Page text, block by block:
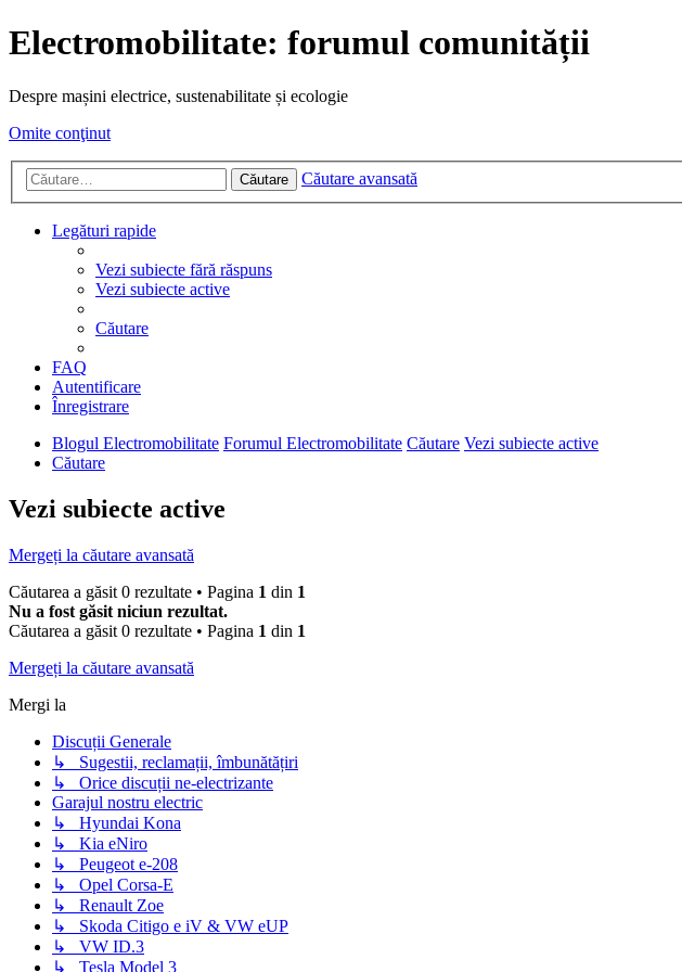
Electromobilitate: forumul comunității
Despre mașini electrice, sustenabilitate și ecologie
Omite conţinut
Căutare Căutare avansată
Legături rapide
Vezi subiecte fără răspuns
Vezi subiecte active
Căutare
FAQ
Autentificare
Înregistrare
Blogul Electromobilitate Forumul Electromobilitate Căutare Vezi subiecte active
Căutare
Vezi subiecte active
Mergeți la căutare avansată
Căutarea a găsit 0 rezultate • Pagina 1 din 1
Nu a fost găsit niciun rezultat.
Căutarea a găsit 0 rezultate • Pagina 1 din 1
Mergeți la căutare avansată
Mergi la
Discuții Generale
↳ Sugestii, reclamații, îmbunătățiri
↳ Orice discuții ne-electrizante
Garajul nostru electric
↳ Hyundai Kona
↳ Kia eNiro
↳ Peugeot e-208
↳ Opel Corsa-E
↳ Renault Zoe
↳ Skoda Citigo e iV & VW eUP
↳ VW ID.3
↳ Tesla Model 3